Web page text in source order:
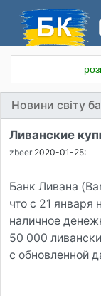
Новини світу
Ливанские
zbeer 2020-01-25:
Банк Ливана
что с 21 января
наличное
50 000
с обновленной